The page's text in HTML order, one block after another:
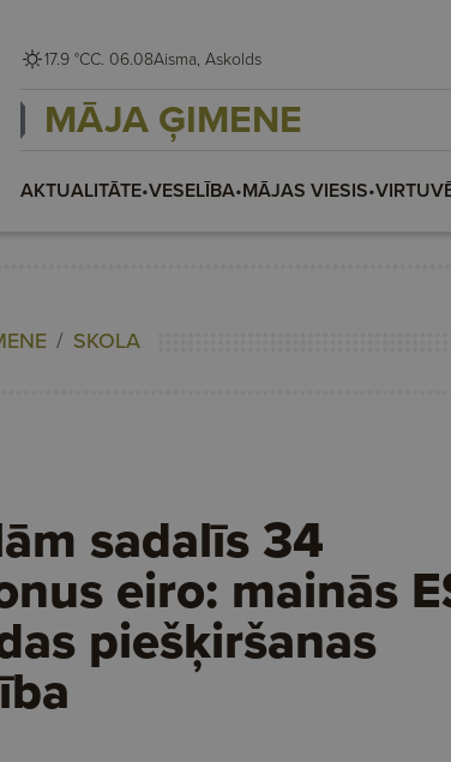
17.9 °CC. 06.08 Aisma, Askolds
MĀJA ĢIMENE
AKTUALITĀTE•VESELĪBA•MĀJAS VIESIS•
SKOLA
sadalīs 34
eiro: mainās
piešķiršanas